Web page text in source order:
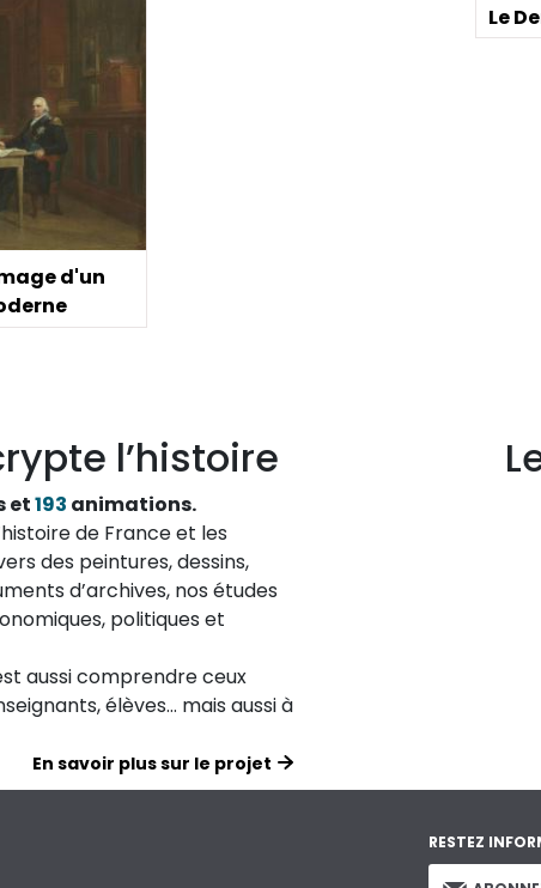
Le
d'un
l’histoire
et193 animations.
de France et les
des peintures, dessins,
d’archives, nos études
politiques et
aussi comprendre ceux
élèves… mais aussi à
En savoir plus sur le projet
RESTEZ